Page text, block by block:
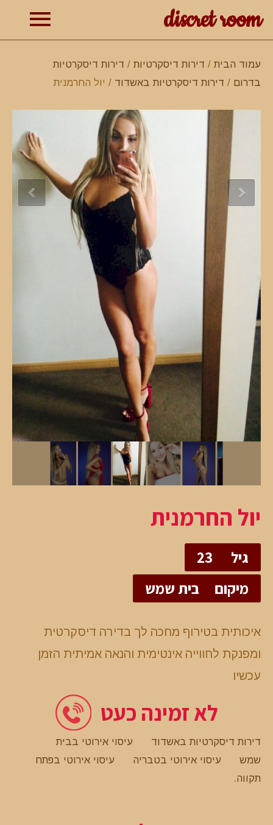
discret room
עמוד הבית / דירות דיסקרטיות / דירות דיסקרטיות
בדרום / דירות דיסקרטיות באשדוד / יול החרמנית
יול החרמנית
גיל
23
מיקום
בית שמש
איכותית בטירוף מחכה לך בדירה דיסקרטית
ומפנקת לחווייה אינטימית והנאה אמיתית הזמן
עכשיו
לא זמינה כעט
דירות דיסקרטיות באשדוד
עיסוי אירוטי בבית
שמש
עיסוי אירוטי בטבריה
עיסוי אירוטי בפתח
תקווה.